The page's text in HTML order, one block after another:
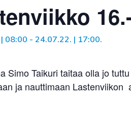
08:00 - 24.07.22. | 17:00.
Simo Taikuri taitaa olla jo
ja nauttimaan Lastenviikon